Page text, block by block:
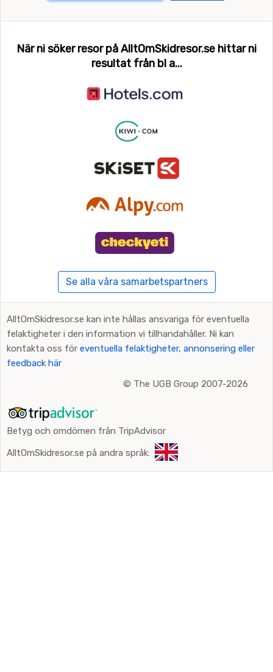
När ni söker resor på AlltOmSkidresor.se hittar ni
resultat från bl a...
Se alla våra samarbetspartners
AlltOmSkidresor.se kan inte hållas ansvariga för eventuella
felaktigheter i den information vi tillhandahåller. Ni kan
kontakta oss för eventuella felaktigheter, annonsering eller
feedback här
© The UGB Group 2007-2026
Betyg och omdömen från TripAdvisor
AlltOmSkidresor.se på andra språk: